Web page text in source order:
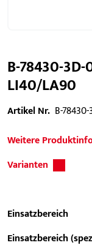
B-78430-
LI40/LA90
Artikel Nr. B-78430-
Weitere
Varianten
Einsatzbereich
Einsatzbereich